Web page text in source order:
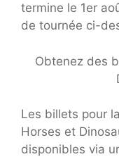
termine le 1er
de tournée ci-
Obtenez des
Les billets pour
Horses et
disponibles via